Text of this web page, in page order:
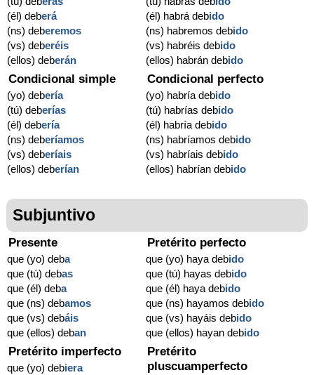
(él) deberá
(ns) deberemos
(vs) deberéis
(ellos) deberán
(él) habrá debido
(ns) habremos debido
(vs) habréis debido
(ellos) habrán debido
Condicional simple
(yo) debería
(tú) deberías
(él) debería
(ns) deberíamos
(vs) deberíais
(ellos) deberían
Condicional perfecto
(yo) habría debido
(tú) habrías debido
(él) habría debido
(ns) habríamos debido
(vs) habríais debido
(ellos) habrían debido
Subjuntivo
Presente
que (yo) deba
que (tú) debas
que (él) deba
que (ns) debamos
que (vs) debáis
que (ellos) deban
Pretérito perfecto
que (yo) haya debido
que (tú) hayas debido
que (él) haya debido
que (ns) hayamos debido
que (vs) hayáis debido
que (ellos) hayan debido
Pretérito imperfecto
que (yo) debiera
Pretérito
pluscuamperfecto